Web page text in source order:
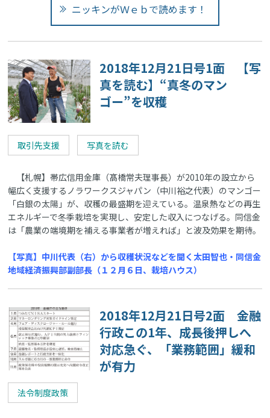
ニッキンがＷｅｂで読めます！
2018年12月21日号1面 【写
真を読む】“真冬のマン
ゴー”を収穫
取引先支援 写真を読む
【札幌】帯広信用金庫（髙橋常夫理事長）が2010年の設立から
幅広く支援するノラワークスジャパン（中川裕之代表）のマンゴー
「白銀の太陽」が、収穫の最盛期を迎えている。温泉熱などの再生
エネルギーで冬季栽培を実現し、安定した収入につなげる。同信金
は「農業の端境期を補える事業者が増えれば」と波及効果を期待。
【写真】中川代表（右）から収穫状況などを聞く太田智也・同信金
地域経済振興部副部長（１２月６日、栽培ハウス）
2018年12月21日号2面 金融
行政この1年、成長後押しへ
対応急ぐ、「業務範囲」緩和
が有力
法令制度政策